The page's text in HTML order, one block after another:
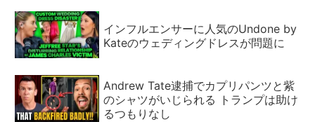
インフルエンサーに人気のUndone by
Kateのウェディングドレスが問題に
Andrew Tate逮捕でカプリパンツと紫
のシャツがいじられる トランプは助け
るつもりなし